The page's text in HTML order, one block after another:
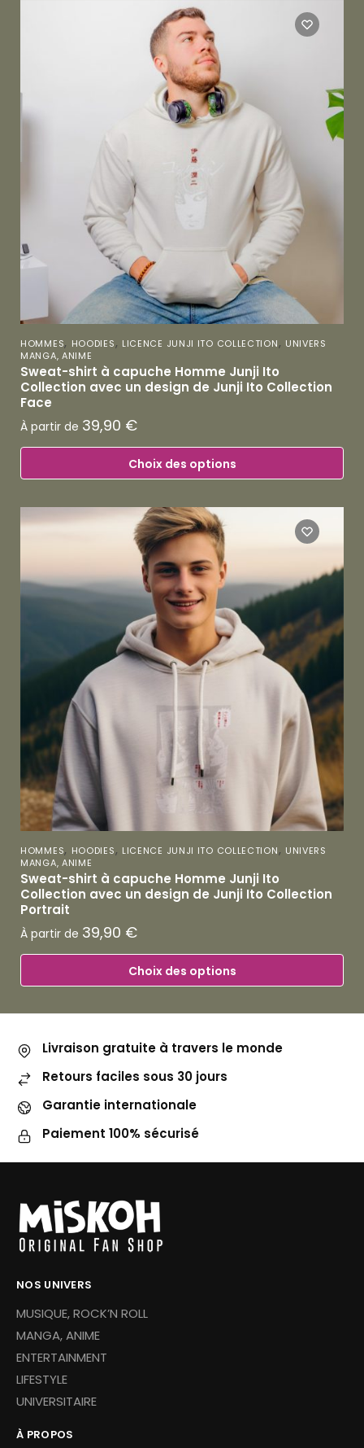
HOMMES, HOODIES, LICENCE JUNJI ITO COLLECTION, UNIVERS
MANGA, ANIME
Sweat-shirt à capuche Homme Junji Ito
Collection avec un design de Junji Ito Collection
Face
À partir de 39,90 €
Choix des options
HOMMES, HOODIES, LICENCE JUNJI ITO COLLECTION, UNIVERS
MANGA, ANIME
Sweat-shirt à capuche Homme Junji Ito
Collection avec un design de Junji Ito Collection
Portrait
À partir de 39,90 €
Choix des options
Livraison gratuite à travers le monde
Retours faciles sous 30 jours
Garantie internationale
Paiement 100% sécurisé
NOS UNIVERS
MUSIQUE, ROCK’N ROLL
MANGA, ANIME
ENTERTAINMENT
LIFESTYLE
UNIVERSITAIRE
À PROPOS